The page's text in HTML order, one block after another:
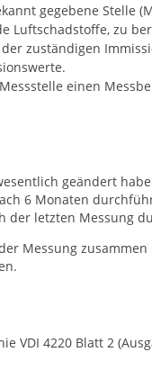
gegebene Stelle
Luftschadstoffe, zu
zuständigen
einen
geändert
6 Monaten
der letzten Messung
Messung
VDI 4220 Blatt 2